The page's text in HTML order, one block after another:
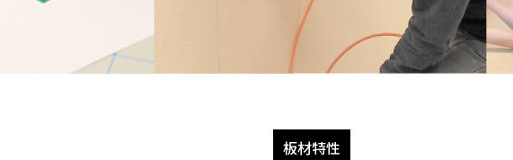
板材特性